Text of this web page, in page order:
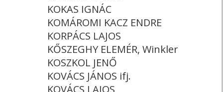
KOKAS IGNÁC
KOMÁROMI KACZ ENDRE
KORPÁCS LAJOS
KŐSZEGHY ELEMÉR, Winkler
KOSZKOL JENŐ
KOVÁCS JÁNOS ifj.
KOVÁCS LAJOS